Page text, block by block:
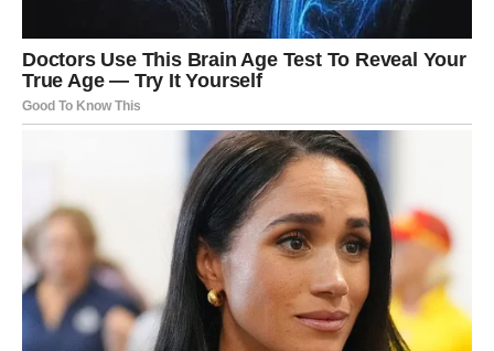
zbog onoga što jesu.
Najvažnije od svega jeste osjećaj unutrašnjeg
zadovoljstva koji će pratiti ovaj znak. Strijelac će shvatiti
da se dobro uvijek vraća i da nijedan iskren trud nije bio
RAK – NAGRADA ZA DOBRO
SRCE I STRPLJENJE
Rakovi su među najosjetljivijim i najbrižnijim znakovima
Zodijaka. Oni često stavljaju sreću drugih ispred vlastite i